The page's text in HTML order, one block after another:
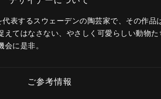
表するスウェーデンの陶芸家で、その作品
えてはなさない、やさしく可愛らしい動物
会に是非。
ご参考情報